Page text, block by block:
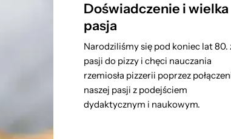
Doświadczenie i wielka
pasja
Narodziliśmy się pod koniec lat 80.
pasji do pizzy i chęci nauczania
rzemiosła pizzerii poprzez
naszej pasji z podejściem
dydaktycznym i naukowym.